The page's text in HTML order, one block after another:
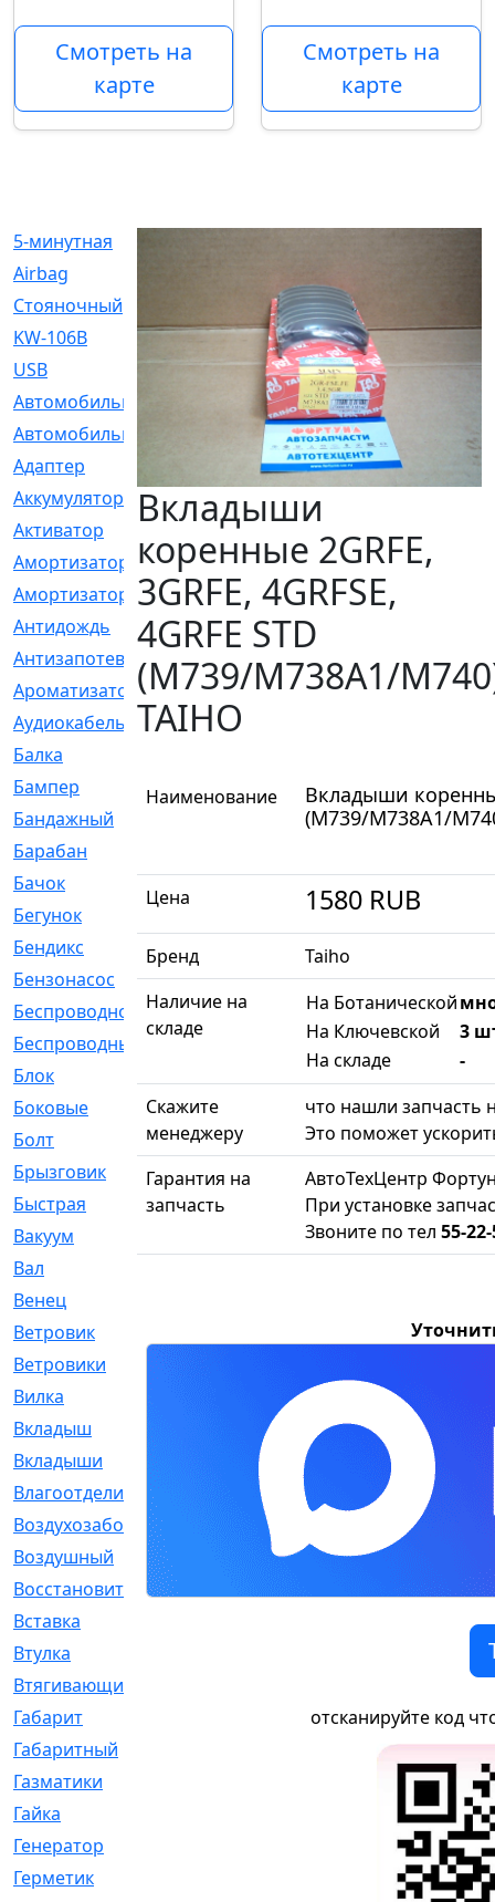
Смотреть на
карте
Смотреть на
карте
5-минутная
Airbag
Cтояночный
KW-106B
[0]
USB
[6]
Автомобильное
Автомобильный
Адаптер
Аккумулятор
[2]
Активатор
[1]
Амортизатор
[608]
Амортизаторы
[21]
Антидождь
[1]
Антизапотеватель
[1]
Ароматизатор
[35]
Аудиокабель
[2]
Балка
Бампер
[137]
Бандажный
Барабан
Бачок
[40]
Бегунок
Бендикс
Бензонасос
[17]
Беспроводное
[2]
Беспроводные
Блок
Боковые
[4]
Болт
[247]
Брызговик
[77]
Быстрая
[2]
Вакуум
Вал
Венец
Ветровик
Ветровики
Вилка
Вкладыш
Вкладыши
Влагоотделитель
Воздухозаборник
Воздушный
Восстановительный
Вставка
Втулка
Втягивающий
Габарит
Габаритный
Газматики
Гайка
Генератор
Герметик
Вкладыши
коренные 2GRFE,
3GRFE, 4GRFSE,
4GRFE STD
(M739/M738A1/
TAIHO
Наименование
Вкладыши коренные
(M739/M738A1/
Цена 1580 RUB
Бренд
Taiho
Наличие на
складе
На Ботанической
На Ключевской
3
На складе
-
Скажите
менеджеру
что нашли запчасть
Это поможет
Гарантия на
запчасть
АвтоТехЦентр
При установке
Звоните по тел 55-
отсканируйте код